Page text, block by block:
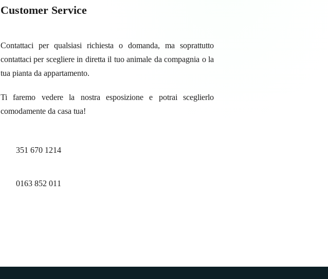
Customer Service
Contattaci per qualsiasi richiesta o domanda, ma soprattutto
contattaci per scegliere in diretta il tuo animale da compagnia o la
tua pianta da appartamento.
Ti faremo vedere la nostra esposizione e potrai sceglierlo
comodamente da casa tua!
351 670 1214
0163 852 011